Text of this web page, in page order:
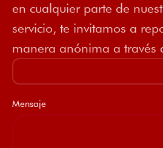
en cualquier parte de
servicio, te invitamos a
manera anónima a través
Mensaje